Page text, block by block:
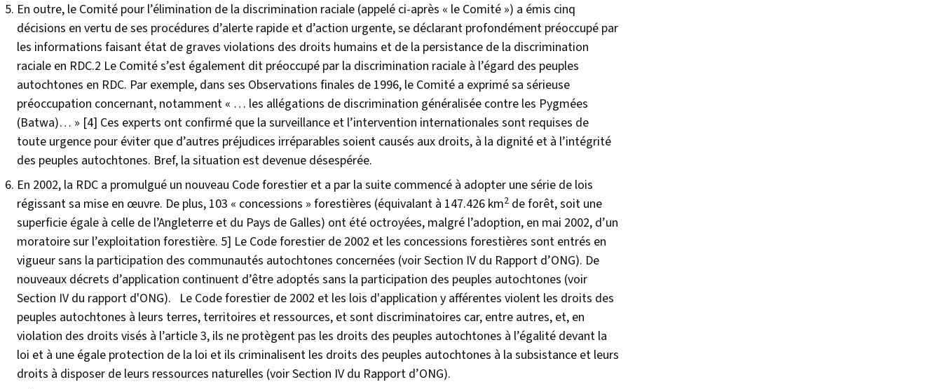
En outre, le Comité pour l’élimination de la discrimination raciale (appelé ci-après « le Comité ») a émis cinq
décisions en vertu de ses procédures d’alerte rapide et d’action urgente, se déclarant profondément préoccupé par
les informations faisant état de graves violations des droits humains et de la persistance de la discrimination
raciale en RDC.2 Le Comité s’est également dit préoccupé par la discrimination raciale à l’égard des peuples
autochtones en RDC. Par exemple, dans ses Observations finales de 1996, le Comité a exprimé sa sérieuse
préoccupation concernant, notamment « … les allégations de discrimination généralisée contre les Pygmées
(Batwa)… » [4] Ces experts ont confirmé que la surveillance et l’intervention internationales sont requises de
toute urgence pour éviter que d’autres préjudices irréparables soient causés aux droits, à la dignité et à l’intégrité
des peuples autochtones. Bref, la situation est devenue désespérée.
En 2002, la RDC a promulgué un nouveau Code forestier et a par la suite commencé à adopter une série de lois
régissant sa mise en œuvre. De plus, 103 « concessions » forestières (équivalant à 147.426 km2 de forêt, soit une
superficie égale à celle de l’Angleterre et du Pays de Galles) ont été octroyées, malgré l’adoption, en mai 2002, d’un
moratoire sur l’exploitation forestière. 5] Le Code forestier de 2002 et les concessions forestières sont entrés en
vigueur sans la participation des communautés autochtones concernées (voir Section IV du Rapport d’ONG). De
nouveaux décrets d’application continuent d’être adoptés sans la participation des peuples autochtones (voir
Section IV du rapport d'ONG). Le Code forestier de 2002 et les lois d'application y afférentes violent les droits des
peuples autochtones à leurs terres, territoires et ressources, et sont discriminatoires car, entre autres, et, en
violation des droits visés à l’article 3, ils ne protègent pas les droits des peuples autochtones à l’égalité devant la
loi et à une égale protection de la loi et ils criminalisent les droits des peuples autochtones à la subsistance et leurs
droits à disposer de leurs ressources naturelles (voir Section IV du Rapport d’ONG).